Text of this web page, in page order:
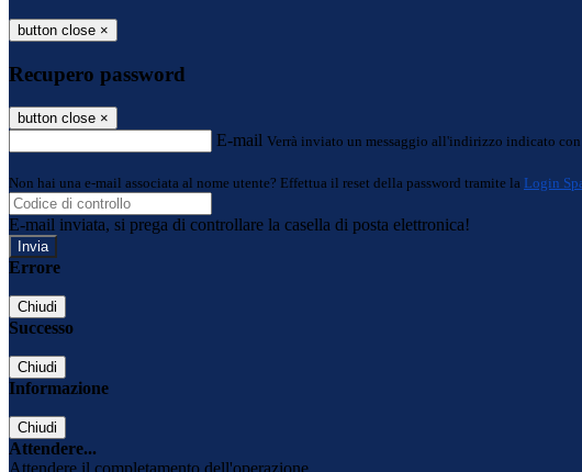
button close ×
Recupero password
button close ×
E-mail Verrà inviato un messaggio all'indirizzo indicato
Non hai una e-mail associata al nome utente? Effettua il reset della password tramite la Login
E-mail inviata, si prega di controllare la casella di posta elettronica!
Errore
Chiudi
Successo
Chiudi
Informazione
Chiudi
Attendere...